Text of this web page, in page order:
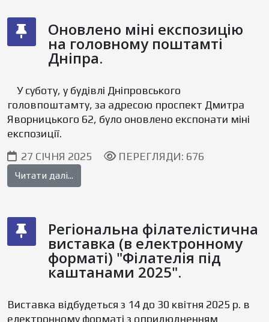
Оновлено міні експозицію
на головному поштамті
Дніпра.
У суботу, у будівлі Дніпровського
головпоштамту, за адресою проспект Дмитра
Яворницького 62, було оновлено експонати міні
експозиції.
27 СІЧНЯ 2025
ПЕРЕГЛЯДИ: 676
Читати далі...
Регіональна філателістична
виставка (в електронному
форматі) "Філателія під
каштанами 2025".
Виставка відбудеться з 14 до 30 квітня 2025 р. в
електронному форматі з оприлюдненням